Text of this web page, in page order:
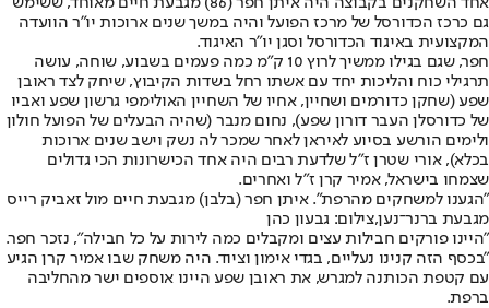
גם כרכז הכדורסל של מרכז הפועל והיה במשך שנים ארוכות יו"ר הוועדה
המקצועית באיגוד הכדורסל וסגן יו"ר האיגוד.
חפר, שגם בגילו ממשיך לרוץ 10 ק"מ כמה פעמים בשבוע, שוחה, עושה
תרגילי כוח והליכות יחד עם אשתו רחל בשדות הקיבוץ, שיחק לצד ראובן
שפע (שחקן כדורמים ושחיין, אחיו של השחיין האולימפי גרשון שפע ואביו
של כדורסלן העבר דורון שפע), נחום מנבר (שהיה הבעלים של הפועל חולון
ולימים הורשע בסיוע לאיראן לאחר שמכר לה נשק וישב שנים ארוכות
בכלא), אורי שטרן ז"ל שלדעת רבים היה אחד הכישרונות הכי גדולים
שצמחו בישראל, אמיר קרן ז"ל ואחרים.
"הגענו למשחקים מהרפת". איתן חפר (בלבן) מגבעת חיים מול זאביק רייס
מגבעת ברנר־נען,צילום: גבעון כהן
"היינו פורקים חבילות עצים ומקבלים כמה לירות על כל חבילה", נזכר חפר.
"בכסף הזה קנינו נעליים, בגדי אימון וציוד. היה משחק שבו אמיר קרן הגיע
עם קטפת הכותנה למגרש, את ראובן שפע היינו אוספים ישר מהחליבה
ברפת.